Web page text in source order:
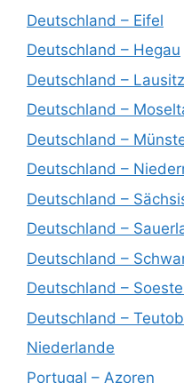
Deutschland – Eifel
Deutschland – Hegau
Deutschland – Lausitz
Deutschland –
Deutschland –
Deutschland –
Deutschland –
Deutschland –
Deutschland –
Deutschland –
Deutschland –
Niederlande
Portugal – Azoren